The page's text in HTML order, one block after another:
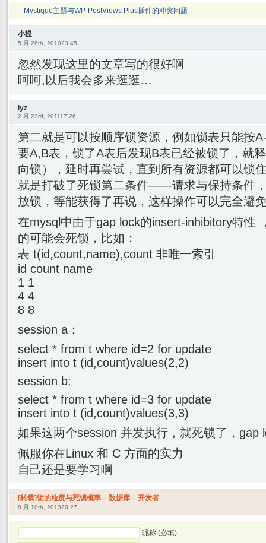
Mystique主题与WP-PostViews Plus插件的冲突问题
小提
5 月 26th, 201023:45
忽然发现这里的文章写的很好啊
呵呵,以后我会多来逛逛…
lyz
2 月 23rd, 201117:26
第二就是可以按顺序锁资源，例如锁表只能按
要A,B表，锁了A表后发现B表已经被锁了，就
向锁），延时再尝试，直到所有资源都可以锁
就是打破了死锁第二条件——请求与保持条件
放锁，等能获得了再说，这样操作可以完全避
在mysql中由于gap lock的insert-inhibitory特性
的可能会死锁，比如：
表 t(id,count,name),count 非唯一索引
id count name
1 1
4 4
8 8
session a：
select * from t where id=2 for update
insert into t (id,count)values(2,2)
session b:
select * from t where id=3 for update
insert into t (id,count)values(3,3)
如果这两个session 并发执行，就死锁了，gap
佩服你在Linux 和 C 方面的实力
自己还是要学习啊
[转载]锁的粒度与死锁概率 – 数据库 – 开发者
8 月 10th, 201320:27
昵称 (必填)